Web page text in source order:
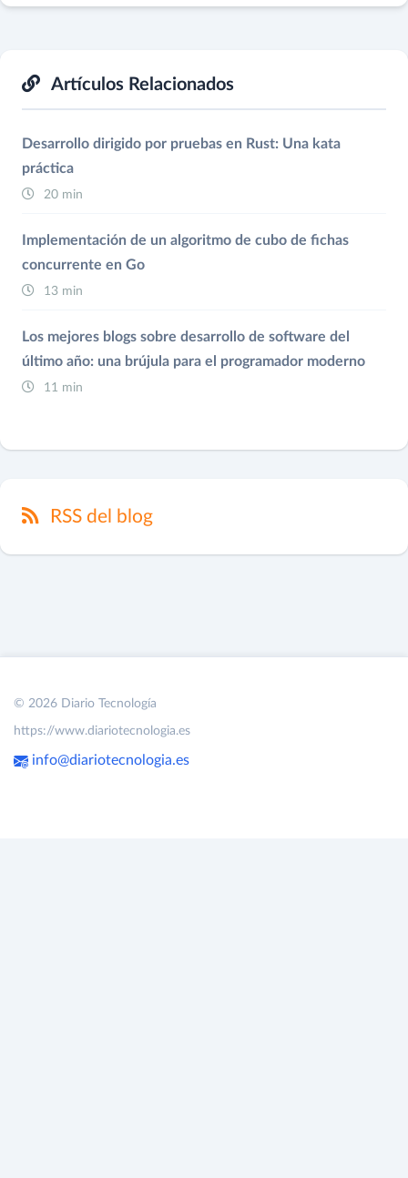
Artículos Relacionados
Desarrollo dirigido por pruebas en Rust: Una kata
práctica
20 min
Implementación de un algoritmo de cubo de fichas
concurrente en Go
13 min
Los mejores blogs sobre desarrollo de software del
último año: una brújula para el programador moderno
11 min
RSS del blog
© 2026 Diario Tecnología
https://www.diariotecnologia.es
info@diariotecnologia.es